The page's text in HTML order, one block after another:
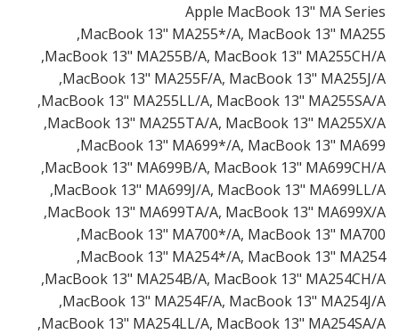
Apple MacBook 13" MA Series
MacBook 13" MA255*/A, MacBook 13" MA255,
MacBook 13" MA255B/A, MacBook 13" MA255CH/A,
MacBook 13" MA255F/A, MacBook 13" MA255J/A,
MacBook 13" MA255LL/A, MacBook 13" MA255SA/A,
MacBook 13" MA255TA/A, MacBook 13" MA255X/A,
MacBook 13" MA699*/A, MacBook 13" MA699,
MacBook 13" MA699B/A, MacBook 13" MA699CH/A,
MacBook 13" MA699J/A, MacBook 13" MA699LL/A,
MacBook 13" MA699TA/A, MacBook 13" MA699X/A,
MacBook 13" MA700*/A, MacBook 13" MA700,
MacBook 13" MA254*/A, MacBook 13" MA254,
MacBook 13" MA254B/A, MacBook 13" MA254CH/A,
MacBook 13" MA254F/A, MacBook 13" MA254J/A,
MacBook 13" MA254LL/A, MacBook 13" MA254SA/A,